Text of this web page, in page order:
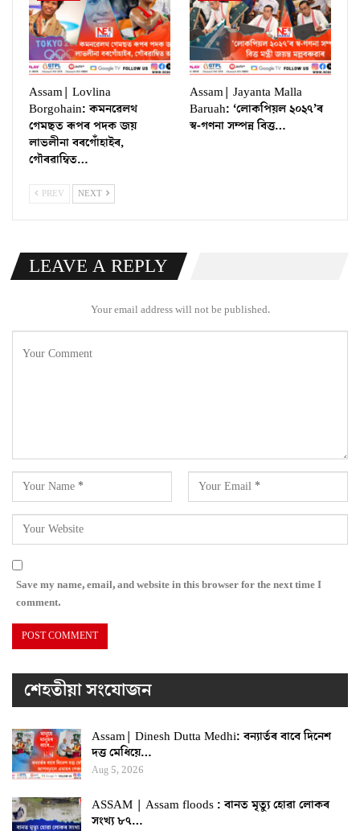
Assam| Lovlina
Borgohain: কমনৱেলথ
গেমছত ৰূপৰ পদক জয়
লাভলীনা বৰগোঁহাইৰ,
গৌৰৱাম্বিত…
Assam| Jayanta Malla
Baruah: ‘লোকপিয়ল ২০২৭’ৰ
স্ব-গণনা সম্পন্ন বিত্ত…
PREV NEXT
LEAVE A REPLY
Your email address will not be published.
Save my name, email, and website in this browser for the next time I
comment.
শেহতীয়া সংযোজন
Assam| Dinesh Dutta Medhi: বন্যাৰ্তৰ বাবে দিনেশ
দত্ত মেধিয়ে…
Aug 5, 2026
ASSAM | Assam floods : বানত মৃত্যু হোৱা লোকৰ
সংখ্য ৮৭…